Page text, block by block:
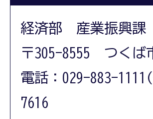
経済部 産業振興課
〒305-8555 つくば
電話：029-883-
7616